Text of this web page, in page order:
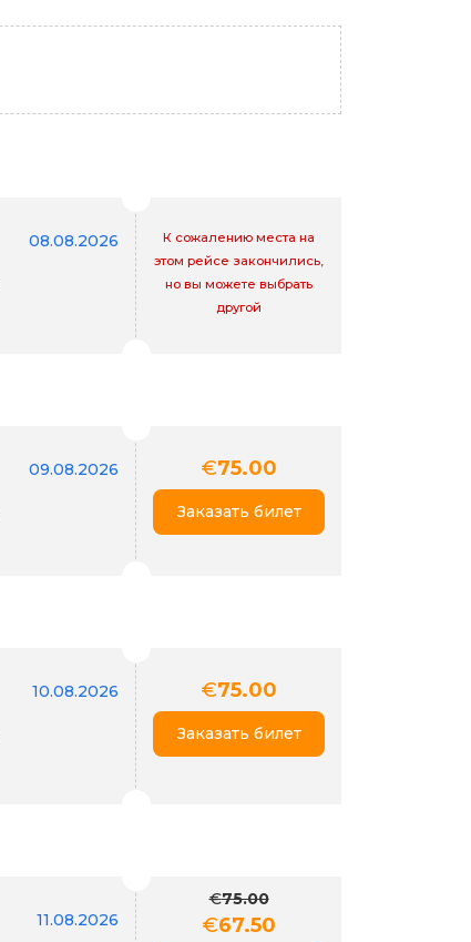
08.08.2026
К сожалению места на
этом рейсе закончились,
но вы можете выбрать
другой
09.08.2026 €75.00
Заказать билет
10.08.2026 €75.00
Заказать билет
11.08.2026
€75.00
€67.50